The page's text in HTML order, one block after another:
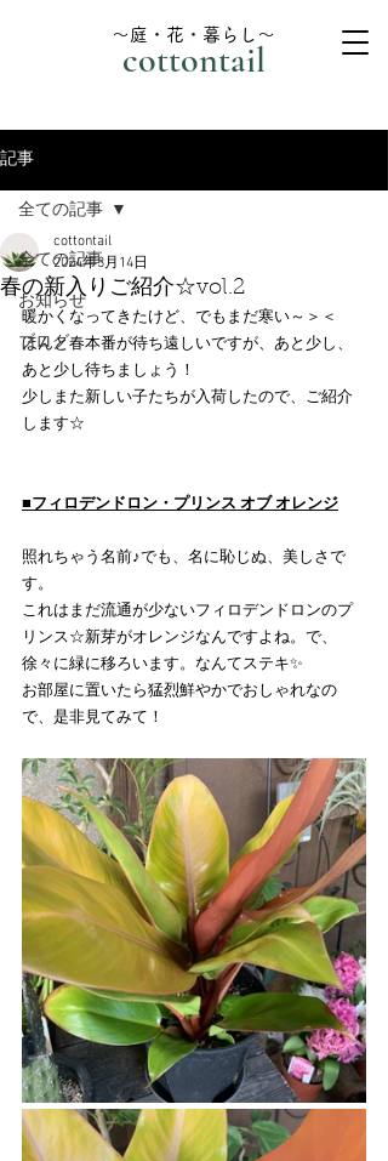
cottontail
～庭・花・暮らし～
記事
全ての記事
お知らせ
ブログ
全ての記事
春の新入りご紹介☆vol.2
cottontail
2024年3月14日
暖かくなってきたけど、でもまだ寒い～＞＜
ほんと春本番が待ち遠しいですが、あと少し、
あと少し待ちましょう！
少しまた新しい子たちが入荷したので、ご紹介
します☆
■フィロデンドロン・プリンス オブ オレンジ
照れちゃう名前♪でも、名に恥じぬ、美しさで
す。
これはまだ流通が少ないフィロデンドロンのプ
リンス☆新芽がオレンジなんですよね。で、
徐々に緑に移ろいます。なんてステキ✨
お部屋に置いたら猛烈鮮やかでおしゃれなの
で、是非見てみて！